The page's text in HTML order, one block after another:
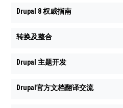
Drupal 8 权威指南
转换及整合
Drupal 主题开发
Drupal官方文档翻译交流